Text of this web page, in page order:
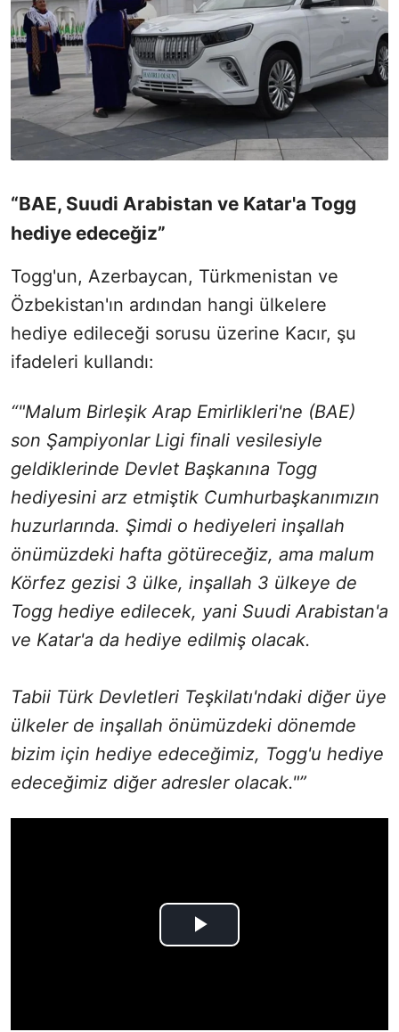
“BAE, Suudi Arabistan ve Katar'a Togg
hediye edeceğiz”
Togg'un, Azerbaycan, Türkmenistan ve
Özbekistan'ın ardından hangi ülkelere
hediye edileceği sorusu üzerine Kacır, şu
ifadeleri kullandı:
“"Malum Birleşik Arap Emirlikleri'ne (BAE)
son Şampiyonlar Ligi finali vesilesiyle
geldiklerinde Devlet Başkanına Togg
hediyesini arz etmiştik Cumhurbaşkanımızın
huzurlarında. Şimdi o hediyeleri inşallah
önümüzdeki hafta götüreceğiz, ama malum
Körfez gezisi 3 ülke, inşallah 3 ülkeye de
Togg hediye edilecek, yani Suudi Arabistan'a
ve Katar'a da hediye edilmiş olacak.
Tabii Türk Devletleri Teşkilatı'ndaki diğer üye
ülkeler de inşallah önümüzdeki dönemde
bizim için hediye edeceğimiz, Togg'u hediye
edeceğimiz diğer adresler olacak."”